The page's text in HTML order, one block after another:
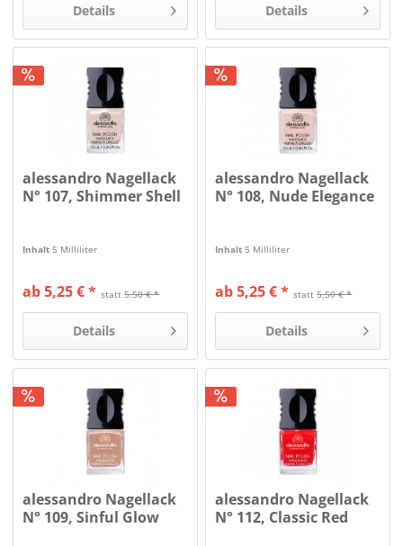
Details Details
alessandro Nagellack
N° 107, Shimmer Shell
Inhalt5 Milliliter
statt5,50 € *
ab 5,25 € *
Details
alessandro Nagellack
N° 108, Nude Elegance
Inhalt5 Milliliter
statt5,50 € *
ab 5,25 € *
Details
alessandro Nagellack
N° 109, Sinful Glow
alessandro Nagellack
N° 112, Classic Red